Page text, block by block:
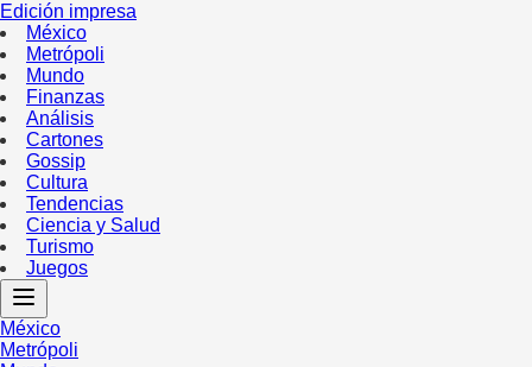
Edición impresa
México
Metrópoli
Mundo
Finanzas
Análisis
Cartones
Gossip
Cultura
Tendencias
Ciencia y Salud
Turismo
Juegos
México
Metrópoli